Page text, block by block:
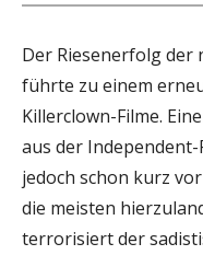
Der Riesenerfolg der
führte zu einem
Killerclown-Filme.
aus der Independent-
jedoch schon kurz vor
die meisten
terrorisiert der